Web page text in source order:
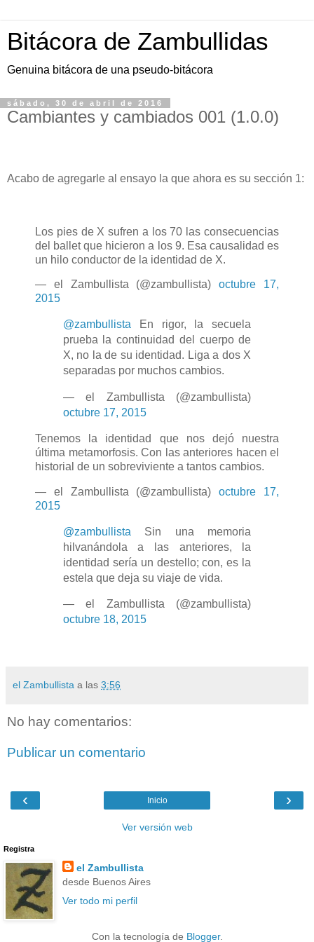
Bitácora de Zambullidas
Genuina bitácora de una pseudo-bitácora
sábado, 30 de abril de 2016
Cambiantes y cambiados 001 (1.0.0)
Acabo de agregarle al ensayo la que ahora es su sección 1:
Los pies de X sufren a los 70 las consecuencias
del ballet que hicieron a los 9. Esa causalidad es
un hilo conductor de la identidad de X.
— el Zambullista (@zambullista)octubre 17,
2015
@zambullista En rigor, la secuela
prueba la continuidad del cuerpo de
X, no la de su identidad. Liga a dos X
separadas por muchos cambios.
— el Zambullista (@zambullista)
octubre 17, 2015
Tenemos la identidad que nos dejó nuestra
última metamorfosis. Con las anteriores hacen el
historial de un sobreviviente a tantos cambios.
— el Zambullista (@zambullista)octubre 17,
2015
@zambullista Sin una memoria
hilvanándola a las anteriores, la
identidad sería un destello; con, es la
estela que deja su viaje de vida.
— el Zambullista (@zambullista)
octubre 18, 2015
el Zambullista a las 3:56
No hay comentarios:
Publicar un comentario
‹ ›
Inicio
Ver versión web
Registra
el Zambullista
desde Buenos Aires
Ver todo mi perfil
Con la tecnología de Blogger.